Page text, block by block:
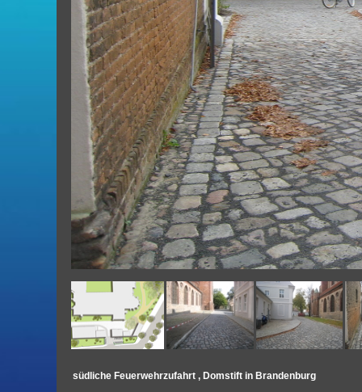
südliche Feuerwehrzufahrt , Domstift in Brandenburg